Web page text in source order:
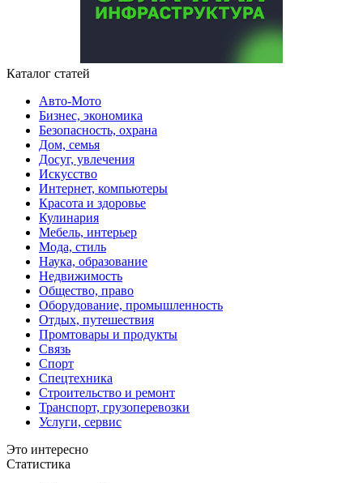
Каталог статей
Авто-Мото
Бизнес, экономика
Безопасность, охрана
Дом, семья
Досуг, увлечения
Искусство
Интернет, компьютеры
Красота и здоровье
Кулинария
Мебель, интерьер
Мода, стиль
Наука, образование
Недвижимость
Общество, право
Оборудование, промышленность
Отдых, путешествия
Промтовары и продукты
Связь
Спорт
Спецтехника
Строительство и ремонт
Транспорт, грузоперевозки
Услуги, сервис
Это интересно
Статистика